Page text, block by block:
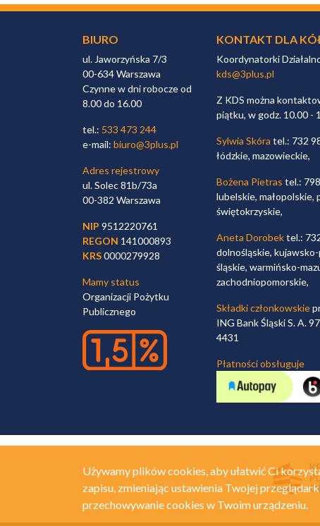
BIURO
ul. Jaworzyńska 7/3
00-634 Warszawa
Czynne w dni robocze od
8.00 do 16.00
tel.: 533 473 244
e-mail: biuro@3plus.pl
Adres rejestrowy
ul. Solec 81b/73a
00-382 Warszawa
NIP 9512220761
REGON 141000893
KRS0000279928
Mamy status
Organizacji Pożytku
Publicznego
KONTAKT DLA
Koordynatorki
kds@3plus.pl
Z KDS można
piątku, w godz. 10.00 -
Sylwia Skóra tel.: 732
łódzkie, mazowieckie,
Bożena Pietras tel.:
lubelskie, małopolskie,
świętokrzyskie,
Aneta Dorobektel.:
dolnośląskie,
śląskie, warmińsko-
zachodniopomorskie,
Składki członkowskie
ING Bank Śląski S. A.
4431
Płatności obsługuje
Używamy plików cookies, aby ułatwić Ci
zapisu, zmieniając ustawienia Twojej
przechowywanie cookies w Twoim urządzeniu.